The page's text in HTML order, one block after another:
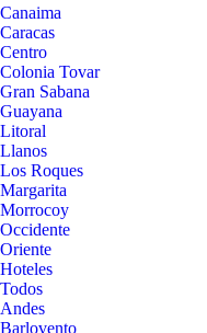
Canaima
Caracas
Centro
Colonia Tovar
Gran Sabana
Guayana
Litoral
Llanos
Los Roques
Margarita
Morrocoy
Occidente
Oriente
Hoteles
Todos
Andes
Barlovento